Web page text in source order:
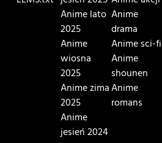
Anime lato
2025
Anime
wiosna
2025
Anime zima
2025
Anime
jesień 2024
Anime
drama
Anime sci-fi
Anime
shounen
Anime
romans